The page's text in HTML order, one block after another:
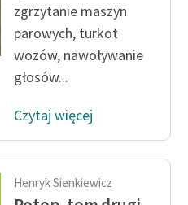
zgrzytanie maszyn
parowych, turkot
wozów, nawoływanie
głosów...
Czytaj więcej
Henryk Sienkiewicz